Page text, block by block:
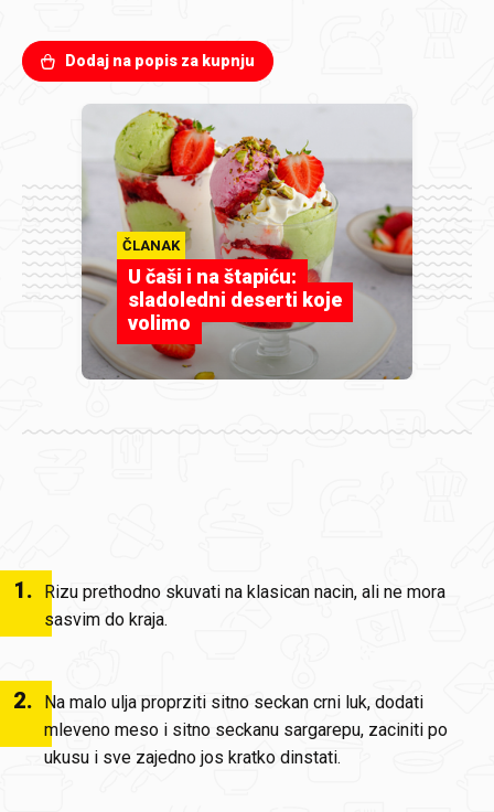
Dodaj na popis za kupnju
ČLANAK
U čaši i na štapiću:
sladoledni deserti koje
volimo
1.
Rizu prethodno skuvati na klasican nacin, ali ne mora
sasvim do kraja.
2.
Na malo ulja proprziti sitno seckan crni luk, dodati
mleveno meso i sitno seckanu sargarepu, zaciniti po
ukusu i sve zajedno jos kratko dinstati.